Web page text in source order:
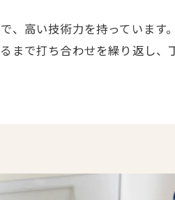
、高い技術力を持っています
まで打ち合わせを繰り返し、